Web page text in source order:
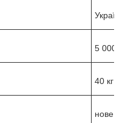
Україна
5 000 кг
40 кг
нове